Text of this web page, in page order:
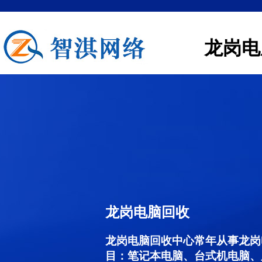
龙岗
龙岗电脑回收
龙岗电脑回收中心常年从事龙
目：笔记本电脑、台式机电脑